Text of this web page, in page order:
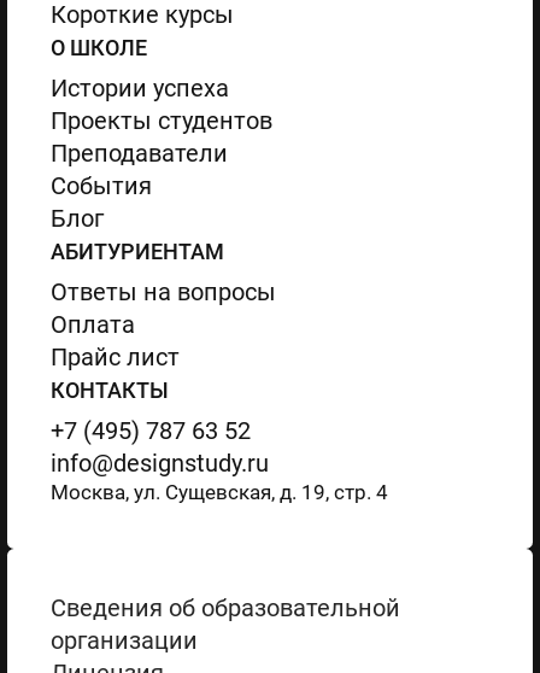
Короткие курсы
О ШКОЛЕ
Истории успеха
Проекты студентов
Преподаватели
События
Блог
АБИТУРИЕНТАМ
Ответы на вопросы
Оплата
Прайс лист
КОНТАКТЫ
+7 (495) 787 63 52
info@designstudy.ru
Москва, ул. Сущевская, д. 19, стр. 4
Сведения об образовательной
организации